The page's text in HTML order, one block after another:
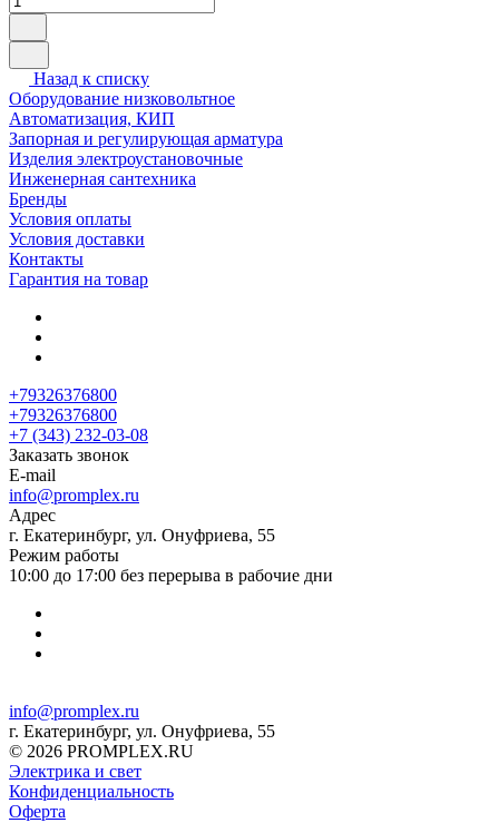
Назад к списку
Оборудование низковольтное
Автоматизация, КИП
Запорная и регулирующая арматура
Изделия электроустановочные
Инженерная сантехника
Бренды
Условия оплаты
Условия доставки
Контакты
Гарантия на товар
+79326376800
+79326376800
+7 (343) 232-03-08
Заказать звонок
E-mail
info@promplex.ru
Адрес
г. Екатеринбург, ул. Онуфриева, 55
Режим работы
10:00 до 17:00 без перерыва в рабочие дни
info@promplex.ru
г. Екатеринбург, ул. Онуфриева, 55
© 2026 PROMPLEX.RU
Электрика и свет
Конфиденциальность
Оферта